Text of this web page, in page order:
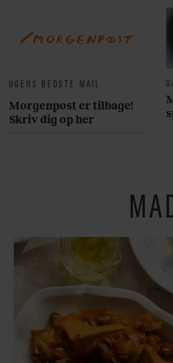
UGENS BEDSTE MAIL
Morgenpost er tilbage!
Skriv dig op her